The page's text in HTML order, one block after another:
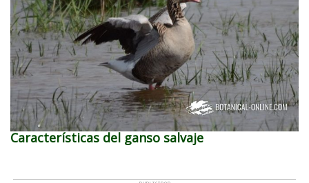
Características del ganso salvaje